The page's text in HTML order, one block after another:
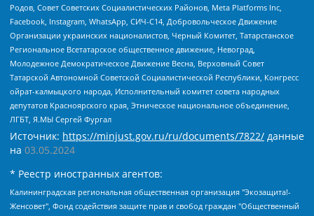
Родов, Совет Советских Социалистических Районов, Meta Platforms Inc,
Facebook, Instagram, WhatsApp, СИЧ-С14, Добровольческое Движение
Организации украинских националистов, Черный Комитет, Татарстанское
Региональное Всетатарское общественное движение, Невоград,
Молодежное Демократическое Движение Весна, Верховный Совет
Татарской Автономной Советской Социалистической Республики, Конгресс
ойрат-калмыцкого народа, Исполнительный комитет совета народных
депутатов Красноярского края, Этническое национальное объединение,
ЛГБТ, Я.МЫ Сергей Фургал
Источник: https://minjust.gov.ru/ru/documents/7822/ данные
на 03.05.2024
* Реестр иностранных агентов:
Калининградская региональная общественная организация "Экозащита!-Женсовет", Фонд содействия защите прав и свобод граждан "Общественный вердикт", Фонд "Институт Развития Свободы Информации", Частное учреждение "Информационное агентство МЕМО. РУ", Региональная общественная организация "Общественная комиссия по сохранению наследия академика Сахарова", Фонд поддержки свободы прессы, Санкт-Петербургская общественная правозащитная организация "Гражданский контроль", Межрегиональная общественная организация "Информационно-просветительский центр "Мемориал", Региональный Фонд "Центр Защиты Прав Средств Массовой Информации", с 05.12.2023 Фонд "Центр Защиты Прав Средств массовой информации", Региональная общественная благотворительная организация помощи беженцам и мигрантам "Гражданское содействие", Негосударственное образовательное учреждение дополнительного профессионального образования (повышение квалификации) специалистов "АКАДЕМИЯ ПО ПРАВАМ ЧЕЛОВЕКА", Свердловская региональная общественная организация "Сутяжник", Автономная некоммерческая организация "Центр независимых социологических исследований", Союз общественных объединений "Российский исследовательский центр по правам человека", Региональное общественное учреждение научно-информационный центр "МЕМОРИАЛ", Некоммерческая организация "Фонд защиты гласности", Автономная некоммерческая организация "Институт прав человека", Городская общественная организация "Екатеринбургское общество "МЕМОРИАЛ", Городская общественная организация "Рязанское историко-просветительское и правозащитное общество "Мемориал" (Рязанский Мемориал), Челябинский региональный орган общественной самодеятельности – женское общественное объединение "Женщины Евразии", Челябинский региональный орган общественной самодеятельности "Уральская правозащитная группа", Фонд содействия защите здоровья и социальной справедливости имени Андрея Рылькова, Автономная Некоммерческая Организация "Аналитический Центр Юрия Левады", Автономная некоммерческая организация социальной поддержки населения "Проект Апрель", Региональная общественная организация помощи женщинам и детям, находящимся в кризисной ситуации "Информационно-методический центр "Анна", Фонд содействия развитию массовых коммуникаций и правовому просвещению "Так-так-Так", Фонд содействия устойчивому развитию "Серебряная тайга", Свердловский региональный общественный фонд социальных проектов "Новое время", "Idel.Реалии", Кавказ.Реалии, Крым.Реалии, Телеканал Настоящее Время, Татаро-башкирская служба Радио Свобода (Azatliq Radiosi), Радио Свободная Европа/Радио Свобода (PCE/PC), "Сибирь.Реалии", "Фактограф", Благотворительный фонд помощи осужденным и их семьям, Автономная некоммерческая организация "Институт глобализации и социальных движений", Фонд "В защиту прав заключенных", Частное учреждение "Центр поддержки и содействия развитию средств массовой информации", Пензенский региональный общественный благотворительный фонд "Гражданский союз", "Север.Реалии", Некоммерческая организация Фонд "Правовая инициатива", Общество с ограниченной ответственностью "Радио Свободная Европа/Радио Свобода", Чешское информационное агентство "MEDIUM-ORIENT", Красноярская региональная общественная организация "Мы против СПИДа", Камалягин Денис Николаевич, Маркелов Сергей Евгеньевич, Пономарев Лев Александрович, Савицкая Людмила Алексеевна, Автономная некоммерческая организация "Центр по работе с проблемой насилия "НАСИЛИЮ.НЕТ", Межрегиональный профессиональный союз работников здравоохранения "Альянс врачей", Юридическое лицо, зарегистрированное в Латвийской Республике, SIA "Medusa Project" (регистрационный номер 40103797863, дата регистрации 10.06.2014), Некоммерческая организация "Фонд по борьбе с коррупцией", Автономная некоммерческая организация "Институт права и публичной политики", Баданин Роман Сергеевич, Гликин Максим Александрович, Железнова Мария Михайловна, Лукьянова Юлия Сергеевна, Маетная Елизавета Витальевна, Маняхин Петр Борисович, Чуракова Ольга Владимировна, Ярош Юлия Петровна, Юридическое лицо "The Insider SIA", зарегистрированное в Риге, Латвийская Республика (дата регистрации 26.06.2015), являющееся администратором доменного имени интернет-издания "The Insider SIA", https://theins.ru, Постернак Алексей Евгеньевич, Рубин Михаил Аркадьевич, Анин Роман Александрович, Юридическое лицо Istories fonds, зарегистрированное в Латвийской Республике (регистрационный номер 50008295751, дата регистрации 24.02.2020), Великовский Дмитрий Александрович, Долинина Ирина Николаевна, Мароховская Алеся Алексеевна, Шлейнов Роман Юрьевич, Шмагун Олеся Валентиновна, Общество с ограниченной ответственностью "Альтаир 2021", Общество с ограниченной ответственностью "Вега 2021", Общество с ограниченной ответственностью "Главный редактор 2021", Общество с ограниченной ответственностью "Ромашки монолит", Важенков Артем Валерьевич, Ивановская областная общественная организация "Центр гендерных исследований", Гурман Юрий Альбертович, Медиапроект "ОВД-Инфо", Егоров Владимир Владимирович, Жилинский Владимир Александрович, Общество с ограниченной ответственностью "ЗП", Иванова София Юрьевна, Карезина Инна Павловна, Кильтау Екатерина Викторовна, Петров Алексей Викторович, Пискунов Сергей Евгеньевич, Смирнов Сергей Сергеевич, Тихонов Михаил Сергеевич, Общество с ограниченной ответственностью "ЖУРНАЛИСТ-ИНОСТРАННЫЙ АГЕНТ", Арапова Галина Юрьевна, Вольтская Татьяна Анатольевна, Американская компания "Mason G.E.S. Anonymous Foundation" (США), являющаяся владельцем интернет-издания https://mnews.world/, Компания "Stichting Bellingcat", зарегистрированная в Нидерландах (дата регистрации 11.07.2018), Захаров Андрей Вячеславович, Клепиковская Екатерина Дмитриевна, Общество с ограниченной ответственностью "МЕМО", Перл Роман Александрович, Симонов Евгений Алексеевич, Соловьева Елена Анатольевна, Сотников Даниил Владимирович, Сурначева Елизавета Дмитриевна, Автономная некоммерческая организация по защите прав человека и информированию населения "Якутия – Наше Мнение", Общество с ограниченной ответственностью "Москоу диджитал медиа", с 26.01.2023 Общество с ограниченной ответственностью "Чайка Белые сады", Ветошкина Валерия Валерьевна, Заговора Максим Александрович, Межрегиональное общественное движение "Российская ЛГБТ - сеть", Оленичев Максим Владимирович, Павлов Иван Юрьевич, Скворцова Елена Сергеевна, Общество с ограниченной ответственностью "Как бы инагент", Кочетков Игорь Викторович, Общество с ограниченной ответственностью "Честные выборы", Еланчик Олег Александрович, Общество с ограниченной ответственностью "Нобелевский призыв", Гималова Регина Эмилевна, Григорьев Андрей Валерьевич, Григорьева Алина Александровна, Ассоциация по содействию защите прав призывников, альтернативнослужащих и военнослужащих "Правозащитная группа "Гражданин.Армия.Право", Хисамова Регина Фаритовна, Автономная некоммерческая организация по реализации социально-правовых программ "Лилит", Дальневосточное общественное движение "Маяк", Санкт-Петербургская ЛГБТ-инициативная группа "Выход", Инициативная группа ЛГБТ+ "Реверс", Алексеев Андрей Викторович, Бекбулатова Таисия Львовна, Беляев Иван Михайлович, Владыкина Елена Сергеевна, Гельман Марат Александрович, Никульшина Вероника Юрьевна, Толоконникова Надежда Андреевна, Шендерович Виктор Анатольевич, Общество с ограниченной ответственностью "Данное сообщение", Общество с ограниченной ответственностью Издательский дом "Новая глава", Айнбиндер Александра Александровна, Московский комьюнити-центр для ЛГБТ+инициатив, Благотворительный фонд развития филантропии, Deutsche Welle (Германия, Kurt-Schumacher-Strasse 3, 53113 Bonn), Борзунова Мария Михайловна, Воробьев Виктор Викторович, Голубева Анна Львовна, Константинова Алла Михайловна, Малкова Ирина Владимировна, Мурадов Мурад Абдулгалимович, Осетинская Елизавета Николаевна, Понасенков Евгений Николаевич, Ганапольский Матвей Юрьевич, Киселев Евгений Алексеевич, Борухович Ирина Григорьевна, Дремин Иван Тимофеевич, Дубровский Дмитрий Викторович, Красноярская региональная общественная организация поддержки и развития альтернативных образовательных технологий и межкультурных коммуникаций "ИНТЕРРА", Маяковская Екатерина Алексеевна, Фейгин Марк Захарович, Филимонов Андрей Викторович, Дзугкоева Регина Николаевна, Доброхотов Роман Александрович, Дудь Юрий Александрович, Елкин Сергей Владимирович, Кругликов Кирилл Игоревич, Сабунаева Мария Леонидовна, Семенов Алексей Владимирович, Шаинян Карен Багратович, Шульман Екатерина Михайловна, Асафьев Артур Валерьевич, Вахштайн Виктор Семенович, Венедиктов Алексей Алексеевич, Лушникова Екатерина Евгеньевна, Волков Леонид Михайлович, Невзоров Александр Глебович, Пархоменко Сергей Борисович, Сироткин Ярослав Николаевич, Кара-Мурза Владимир Владимирович, Баранова Наталья Владимировна, Гозман Леонид Яковлевич, Кагарлицкий Борис Юльевич, Климарев Михаил Валерьевич, Милов Владимир Станиславович, Автономная некоммерческая организация Краснодарский центр современного искусства "Типография", Моргенштерн Алишер Тагирович, Соболь Любовь Эдуардовна, Общество с ограниченной ответственностью "ЛИЗА НОРМ", Каспаров Гарри Кимович, Ходорковский Михаил Борисович, Общество с ограниченной ответственностью "Апрельские тезисы", Данилович Ирина Брониславовна, Кашин Олег Владимирович, Петров Николай Владимирович, Пивоваров Алексей Владимирович, Соколов Михаил Владимирович, Цветкова Юлия Владимировна, Чичваркин Евгений Александрович, Комитет против пыток/Команда против пыток, Общество с ограниченной ответственностью "Первый научный", Общество с ограниченной ответственностью "Вертолет и ко", Белоцерковская Вероника Борисовна, Кац Максим Евгеньевич, Лазарева Татьяна Юрьевна, Шаведдинов Руслан Табризович, Яшин Илья Валерьевич, Общество с ограниченной ответственностью "Иноагент ААВ", Алешковский Дмитрий Петрович, Альбац Евгения Марковна, Быков Дмитрий Львович, Галямина Юлия Евгеньевна, Лойко Сергей Леонидович, Мартынов Кирилл Константинович, Медведев Сергей Александрович, Крашенинников Федор Геннадиевич, Гордеева Катерина Вл